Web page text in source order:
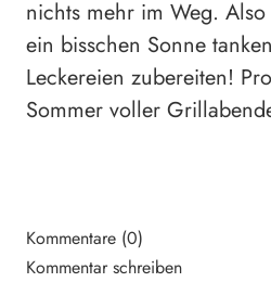
nichts mehr im Weg.
ein bisschen Sonne
Leckereien zubereiten!
Sommer voller
Kommentare (0)
Kommentar schreiben